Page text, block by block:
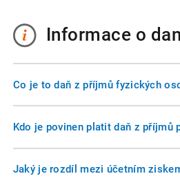
Informace o
Co je to daň z příjmů fyzických
Daň z příjmů fyzických osob je
jednotlivci z dosažených příjmů.
mezi příjmy a výdaji, přičemž lze
Kdo je povinen platit daň z příjmů
Poplatníkem daně z příjmů
právnická osoba se sídlem nebo
Jaký je rozdíl mezi účetním